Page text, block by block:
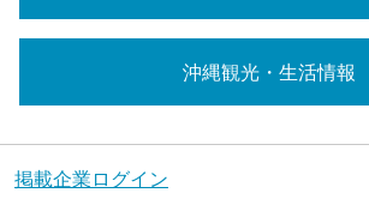
沖縄観光・生活情報
掲載企業ログイン